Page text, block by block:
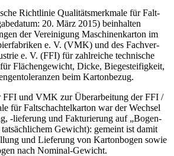
Richt­li­nie Qua­li­täts­merk­ma­le für Falt­
20. März 2015) beinhal­ten
der Ver­ei­ni­gung Maschi­nen­kar­ton im
e. V. (VMK) und des Fach­ver­
e. V. (FFI) für zahl­rei­che tech­ni­sche
Flä­chen­ge­wicht, Dicke, Bie­ge­stei­fig­keit,
beim Kartonbezug.
FFI und VMK zur Über­ar­bei­tung der FFI /
für Falt­schach­tel­kar­ton war der Wech­sel
‑lie­fe­rung und Fak­tu­rie­rung auf „Bogen­
Gewicht): gemeint ist damit
und Lie­fe­rung von Kar­ton­bo­gen sowie
nach Nominal-Gewicht.